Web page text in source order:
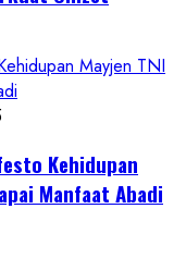
Mayjen TNI
Kehidupan
Manfaat Abadi